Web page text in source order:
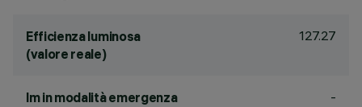
Efficienza luminosa
(valore reale)
127.27
lm in modalità emergenza -